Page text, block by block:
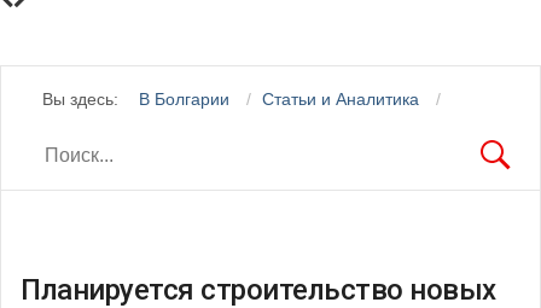
Вы здесь: В Болгарии Статьи и Аналитика
Планируется строительство новых